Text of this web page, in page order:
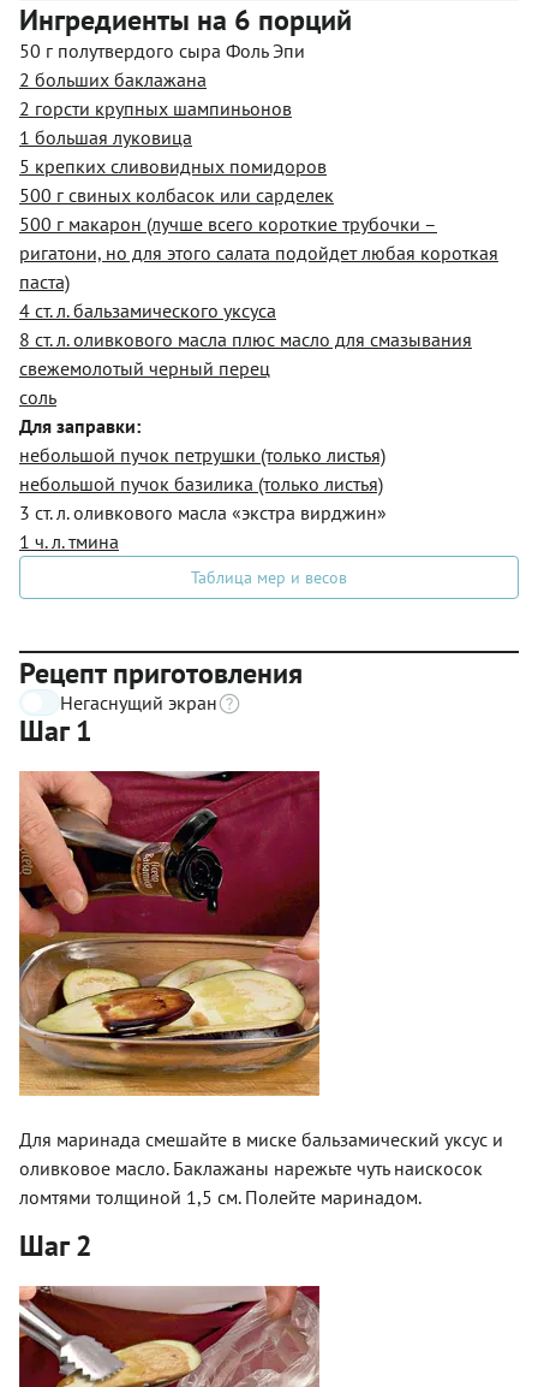
Ингредиенты на 6 порций
50 г полутвердого сыра Фоль Эпи
2 больших баклажана
2 горсти крупных шампиньонов
1 большая луковица
5 крепких сливовидных помидоров
500 г свиных колбасок или сарделек
500 г макарон (лучше всего короткие трубочки –
ригатони, но для этого салата подойдет любая короткая
паста)
4 ст. л. бальзамического уксуса
8 ст. л. оливкового масла плюс масло для смазывания
свежемолотый черный перец
соль
Для заправки:
небольшой пучок петрушки (только листья)
небольшой пучок базилика (только листья)
3 ст. л. оливкового масла «экстра вирджин»
1 ч. л. тмина
Таблица мер и весов
Рецепт приготовления
Негаснущий экран
Шаг 1
Для маринада смешайте в миске бальзамический уксус и
оливковое масло. Баклажаны нарежьте чуть наискосок
ломтями толщиной 1,5 см. Полейте маринадом.
Шаг 2